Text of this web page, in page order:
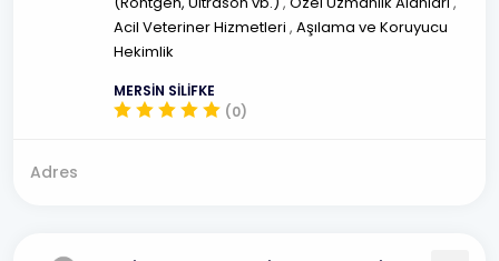
Acil Veteriner Hizmetleri , Aşılama ve Koruyucu
Hekimlik
MERSİN SİLİFKE
(0)
Adres